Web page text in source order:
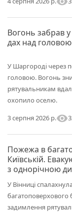
Вогонь забрав
дах над головою
У Шаргороді через
головою. Вогонь
рятувальникам
охопило оселю.
3 серпня 2026 р.visibility
Пожежа в
Київській.
з однорічною
У Вінниці
багатоповерхового
задимлення